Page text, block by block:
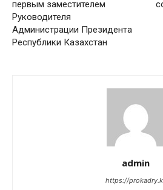
первым заместителем
Руководителя
Администрации Президента
Республики Казахстан
admin
https://